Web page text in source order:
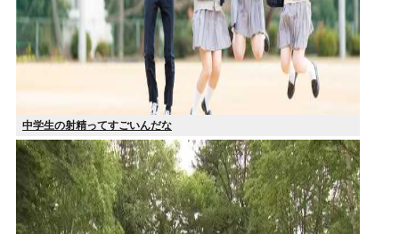
中学生の射精ってすごいんだな